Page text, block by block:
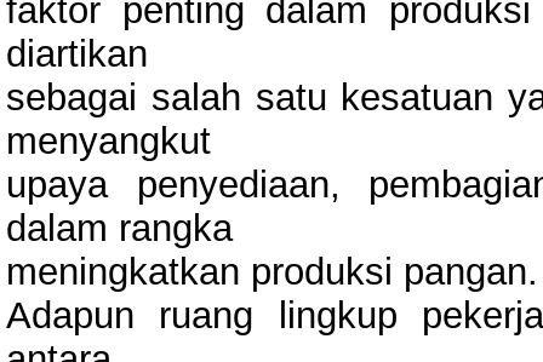
faktor penting dalam
diartikan
sebagai salah satu kesatuan
menyangkut
upaya penyediaan,
dalam rangka
meningkatkan produksi pangan.
Adapun ruang lingkup